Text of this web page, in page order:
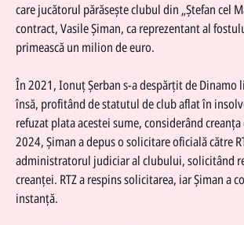
care jucătorul părăsește clubul din „Ștefan cel
contract, Vasile Șiman, ca reprezentant al
primească un milion de euro.
În 2021, Ionuț Șerban s-a despărțit deDinamo
însă, profitând de statutul de club aflat în
refuzat plata acestei sume, considerând
2024, Șiman a depus o solicitare oficială către
administratorul judiciar al clubului, solicitând
creanței. RTZ a respins solicitarea, iar Șiman a
instanță.